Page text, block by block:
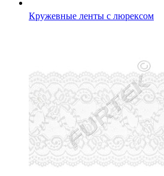
Кружевные ленты с люрексом